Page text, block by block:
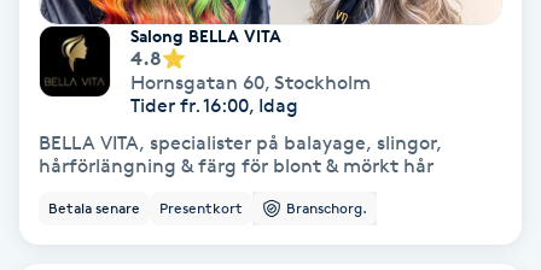
Hudföryngring
Huduppstramning
Hudvård
Hyaluronsyra
Salong BELLA VITA
4.8
Hornsgatan 60, Stockholm
Tider fr. 16:00, Idag
BELLA VITA, specialister på balayage, slingor,
hårförlängning & färg för blont & mörkt hår
Betala senare Presentkort Branschorg.